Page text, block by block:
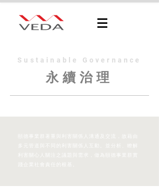
Sustainable Governance
​永續治理
頤德事業群著重與利害關係人溝通及交流，故藉由
利害關心人關注之議題與需求，做為頤德事業群實